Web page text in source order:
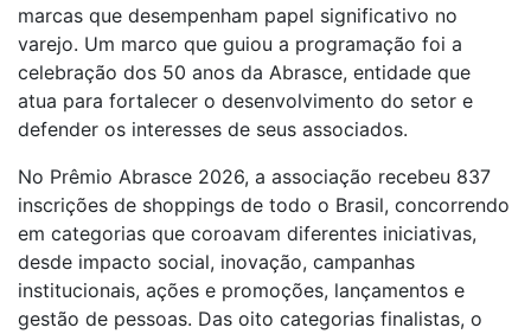
marcas que desempenham papel significativo no
varejo. Um marco que guiou a programação foi a
celebração dos 50 anos da Abrasce, entidade que
atua para fortalecer o desenvolvimento do setor e
defender os interesses de seus associados.
No Prêmio Abrasce 2026, a associação recebeu 837
inscrições de shoppings de todo o Brasil, concorrendo
em categorias que coroavam diferentes iniciativas,
desde impacto social, inovação, campanhas
institucionais, ações e promoções, lançamentos e
gestão de pessoas. Das oito categorias finalistas, o